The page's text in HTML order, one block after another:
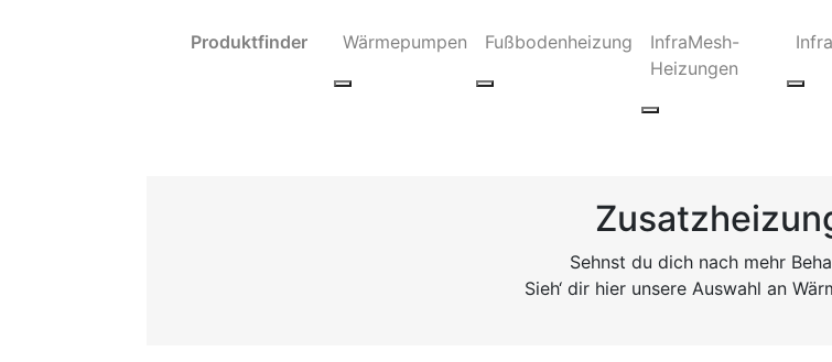
Produktfinder Wärmepumpen Fußbodenheizung
InfraMesh-
Heizungen
Sehnst du dich nach mehr
Sieh‘ dir hier unsere Auswahl an